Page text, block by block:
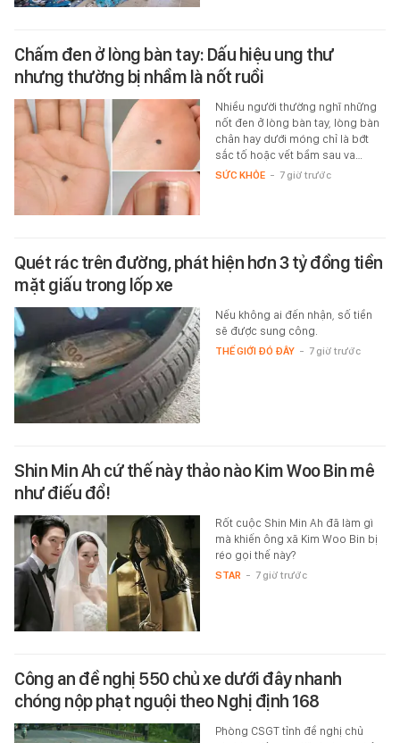
Chấm đen ở lòng bàn tay: Dấu hiệu ung thư
nhưng thường bị nhầm là nốt ruồi
Nhiều người thường nghĩ những
nốt đen ở lòng bàn tay, lòng bàn
chân hay dưới móng chỉ là bớt
sắc tố hoặc vết bầm sau va…
SỨC KHỎE - 7 giờ trước
Quét rác trên đường, phát hiện hơn 3 tỷ đồng tiền
mặt giấu trong lốp xe
Nếu không ai đến nhận, số tiền
sẽ được sung công.
THẾ GIỚI ĐÓ ĐÂY - 7 giờ trước
Shin Min Ah cứ thế này thảo nào Kim Woo Bin mê
như điếu đổ!
Rốt cuộc Shin Min Ah đã làm gì
mà khiến ông xã Kim Woo Bin bị
réo gọi thế này?
STAR - 7 giờ trước
Công an đề nghị 550 chủ xe dưới đây nhanh
chóng nộp phạt nguội theo Nghị định 168
Phòng CSGT tỉnh đề nghị chủ